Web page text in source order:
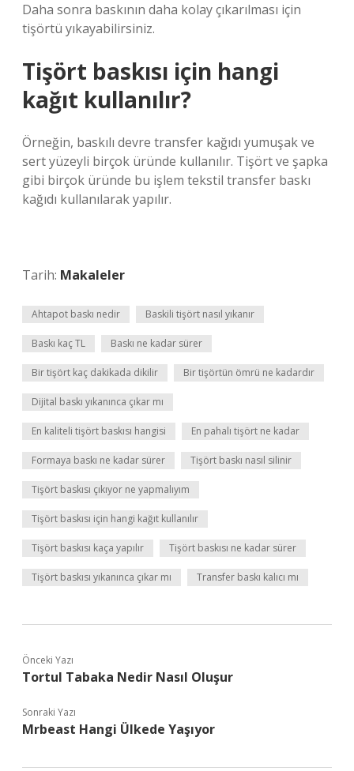
Daha sonra baskının daha kolay çıkarılması için
tişörtü yıkayabilirsiniz.
Tişört baskısı için hangi
kağıt kullanılır?
Örneğin, baskılı devre transfer kağıdı yumuşak ve
sert yüzeyli birçok üründe kullanılır. Tişört ve şapka
gibi birçok üründe bu işlem tekstil transfer baskı
kağıdı kullanılarak yapılır.
Tarih: Makaleler
Ahtapot baskı nedir Baskili tişört nasıl yıkanır
Baskı kaç TL Baskı ne kadar sürer
Bir tişört kaç dakikada dikilir Bir tişörtün ömrü ne kadardır
Dijital baskı yıkanınca çıkar mı
En kaliteli tişört baskısı hangisi En pahalı tişört ne kadar
Formaya baskı ne kadar sürer Tişört baskı nasıl silinir
Tişört baskısı çıkıyor ne yapmalıyım
Tişört baskısı için hangi kağıt kullanılır
Tişört baskısı kaça yapılır Tişört baskısı ne kadar sürer
Tişört baskısı yıkanınca çıkar mı Transfer baskı kalıcı mı
Önceki Yazı
Tortul Tabaka Nedir Nasıl Oluşur
Sonraki Yazı
Mrbeast Hangi Ülkede Yaşıyor